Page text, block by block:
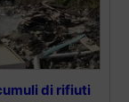
di rifiuti